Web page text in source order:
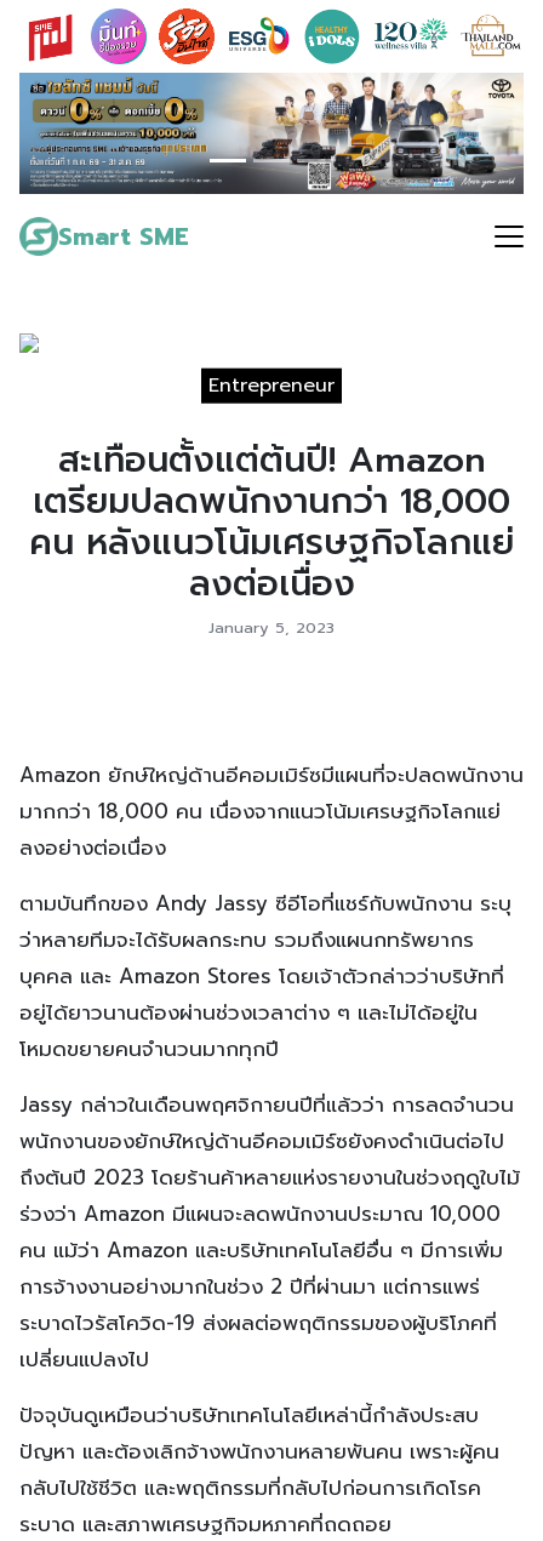
Skip
content
Smart SME
Search
for:
Entrepreneur
สะเทือนตั้งแต่ต้นปี! Amazon
เตรียมปลดพนักงานกว่า 18,000
คน หลังแนวโน้มเศรษฐกิจโลกแย่
ลงต่อเนื่อง
January 5, 2023
Amazon ยักษ์ใหญ่ด้านอีคอมเมิร์ซมีแผนที่จะปลดพนักงาน
มากกว่า 18,000 คน เนื่องจากแนวโน้มเศรษฐกิจโลกแย่
ลงอย่างต่อเนื่อง
ตามบันทึกของ Andy Jassy ซีอีโอที่แชร์กับพนักงาน ระบุ
ว่าหลายทีมจะได้รับผลกระทบ รวมถึงแผนกทรัพยากร
บุคคล และ Amazon Stores โดยเจ้าตัวกล่าวว่าบริษัทที่
อยู่ได้ยาวนานต้องผ่านช่วงเวลาต่าง ๆ และไม่ได้อยู่ใน
โหมดขยายคนจำนวนมากทุกปี
Jassy กล่าวในเดือนพฤศจิกายนปีที่แล้วว่า การลดจำนวน
พนักงานของยักษ์ใหญ่ด้านอีคอมเมิร์ซยังคงดำเนินต่อไป
ถึงต้นปี 2023 โดยร้านค้าหลายแห่งรายงานในช่วงฤดูใบไม้
ร่วงว่า Amazon มีแผนจะลดพนักงานประมาณ 10,000
คน แม้ว่า Amazon และบริษัทเทคโนโลยีอื่น ๆ มีการเพิ่ม
การจ้างงานอย่างมากในช่วง 2 ปีที่ผ่านมา แต่การแพร่
ระบาดไวรัสโควิด-19 ส่งผลต่อพฤติกรรมของผู้บริโภคที่
เปลี่ยนแปลงไป
ปัจจุบันดูเหมือนว่าบริษัทเทคโนโลยีเหล่านี้กำลังประสบ
ปัญหา และต้องเลิกจ้างพนักงานหลายพันคน เพราะผู้คน
กลับไปใช้ชีวิต และพฤติกรรมที่กลับไปก่อนการเกิดโรค
ระบาด และสภาพเศรษฐกิจมหภาคที่ถดถอย